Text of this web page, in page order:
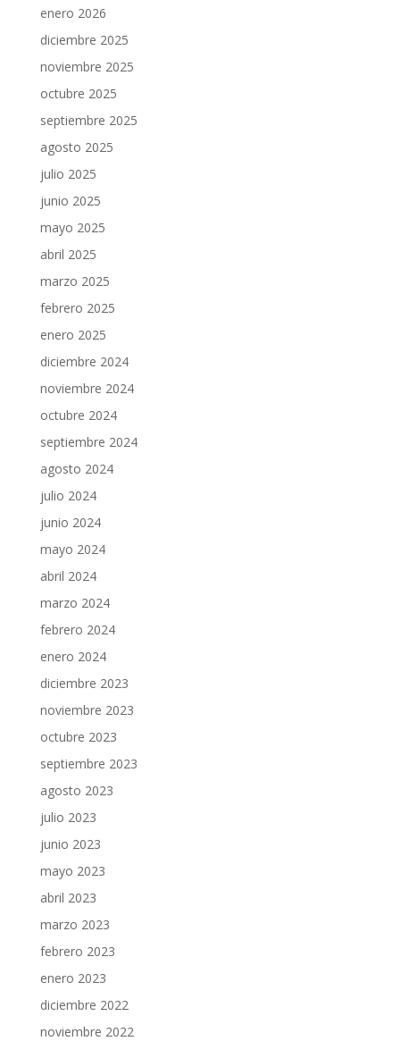
enero 2026
diciembre 2025
noviembre 2025
octubre 2025
septiembre 2025
agosto 2025
julio 2025
junio 2025
mayo 2025
abril 2025
marzo 2025
febrero 2025
enero 2025
diciembre 2024
noviembre 2024
octubre 2024
septiembre 2024
agosto 2024
julio 2024
junio 2024
mayo 2024
abril 2024
marzo 2024
febrero 2024
enero 2024
diciembre 2023
noviembre 2023
octubre 2023
septiembre 2023
agosto 2023
julio 2023
junio 2023
mayo 2023
abril 2023
marzo 2023
febrero 2023
enero 2023
diciembre 2022
noviembre 2022